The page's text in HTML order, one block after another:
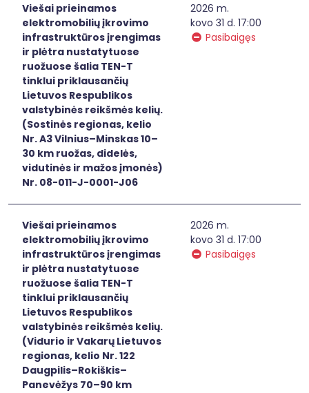
Viešai prieinamos
elektromobilių įkrovimo
infrastruktūros įrengimas
ir plėtra nustatytuose
ruožuose šalia TEN-T
tinklui priklausančių
Lietuvos Respublikos
valstybinės reikšmės kelių.
(Sostinės regionas, kelio
Nr. A3 Vilnius–Minskas 10–
30 km ruožas, didelės,
vidutinės ir mažos įmonės)
Nr. 08-011-J-0001-J06
2026 m.
kovo 31 d. 17:00
Pasibaigęs
Viešai prieinamos
elektromobilių įkrovimo
infrastruktūros įrengimas
ir plėtra nustatytuose
ruožuose šalia TEN-T
tinklui priklausančių
Lietuvos Respublikos
valstybinės reikšmės kelių.
(Vidurio ir Vakarų Lietuvos
regionas, kelio Nr. 122
Daugpilis–Rokiškis–
Panevėžys 70–90 km
2026 m.
kovo 31 d. 17:00
Pasibaigęs